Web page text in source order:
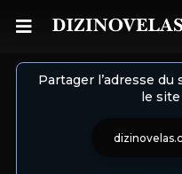
Partager l’adresse
le